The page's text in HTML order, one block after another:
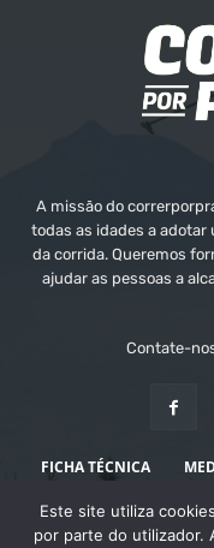
A missão do
todas as idades a adotar
da corrida. Queremos
ajudar as pessoas a
Contate-
FICHA TÉCNICA
ADICIONAR PROVA
Este site utiliza
por parte do utilizador.